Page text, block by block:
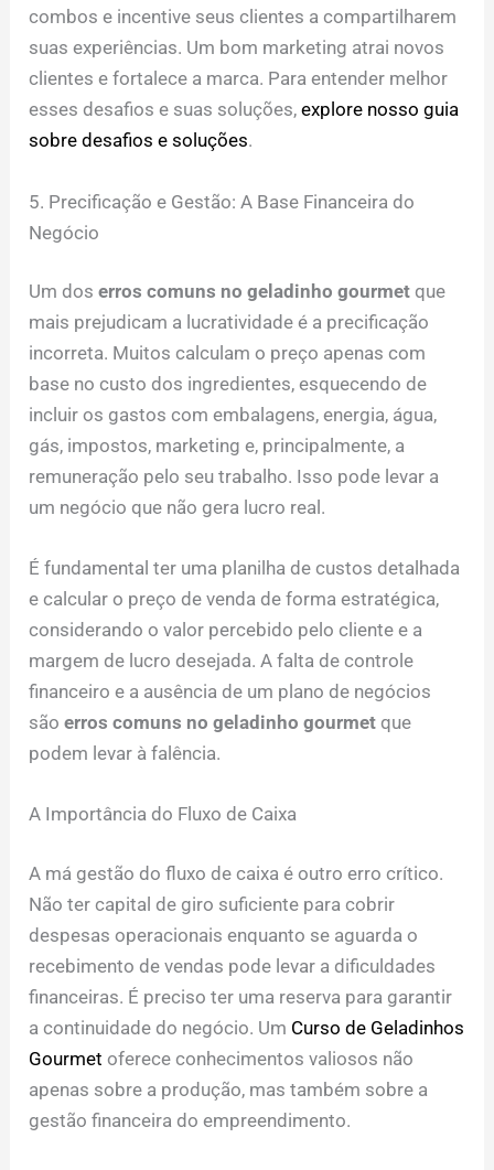
combos e incentive seus clientes a compartilharem
suas experiências. Um bom marketing atrai novos
clientes e fortalece a marca. Para entender melhor
esses desafios e suas soluções,explore nosso guia
sobre desafios e soluções.
5. Precificação e Gestão: A Base Financeira do
Negócio
Um doserros comuns no geladinho gourmet que
mais prejudicam a lucratividade é a precificação
incorreta. Muitos calculam o preço apenas com
base no custo dos ingredientes, esquecendo de
incluir os gastos com embalagens, energia, água,
gás, impostos, marketing e, principalmente, a
remuneração pelo seu trabalho. Isso pode levar a
um negócio que não gera lucro real.
É fundamental ter uma planilha de custos detalhada
e calcular o preço de venda de forma estratégica,
considerando o valor percebido pelo cliente e a
margem de lucro desejada. A falta de controle
financeiro e a ausência de um plano de negócios
sãoerros comuns no geladinho gourmet que
podem levar à falência.
A Importância do Fluxo de Caixa
A má gestão do fluxo de caixa é outro erro crítico.
Não ter capital de giro suficiente para cobrir
despesas operacionais enquanto se aguarda o
recebimento de vendas pode levar a dificuldades
financeiras. É preciso ter uma reserva para garantir
a continuidade do negócio. Um Curso de Geladinhos
Gourmet oferece conhecimentos valiosos não
apenas sobre a produção, mas também sobre a
gestão financeira do empreendimento.